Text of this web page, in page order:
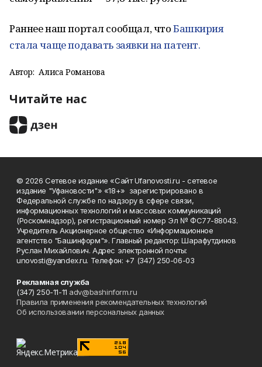
Раннее наш портал сообщал, чтоБашкирия
стала чаще подавать заявки на патент.
Автор: Алиса Романова
Читайте нас
© 2026 Сетевое издание «Сайт Ufanovosti.ru - сетевое
издание "Уфановости"» «18+» зарегистрировано в
Федеральной службе по надзору в сфере связи,
информационных технологий и массовых коммуникаций
(Роскомнадзор), регистрационный номер Эл № ФС77-88043.
Учредитель Акционерное общество «Информационное
агентство "Башинформ"». Главный редактор: Шарафутдинов
Руслан Михайлович. Адрес электронной почты:
unovosti@yandex.ru. Телефон: +7 (347) 250-06-03
Рекламная служба
(347) 250-11-11 adv@bashinform.ru
Правила применения рекомендательных технологий
Об использовании персональных данных